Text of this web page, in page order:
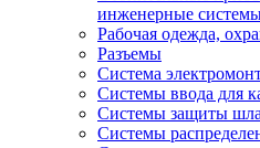
инженерные
Рабочая одежда,
Разъемы
Система
Системы ввода для
Системы защиты
Системы